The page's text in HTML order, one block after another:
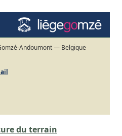
Andoumont — Belgique
du terrain